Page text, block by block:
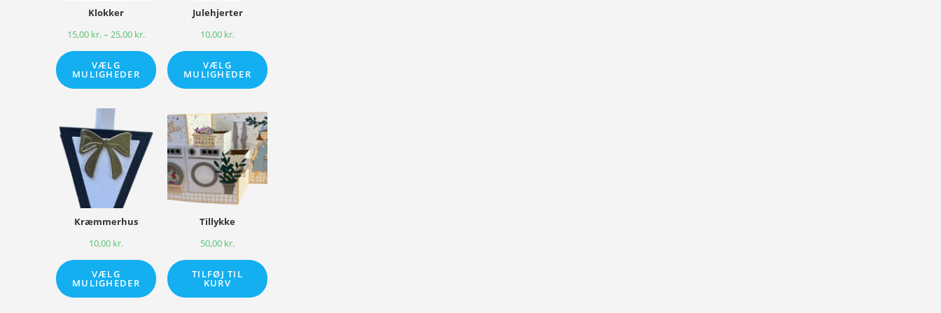
Klokker
15,00 kr.– 25,00 kr.
VÆLG
MULIGHEDER
Julehjerter
10,00 kr.
VÆLG
MULIGHEDER
Kræmmerhus
10,00 kr.
VÆLG
MULIGHEDER
Tillykke
50,00 kr.
TILFØJ TIL
KURV